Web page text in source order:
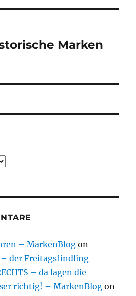
Marken
– MarkenBlog on
– der Freitagsfindling
– da lagen die
richtig! – MarkenBlog on